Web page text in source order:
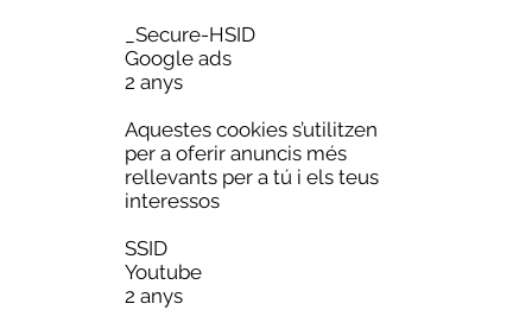
_Secure-HSID
Google ads
2 anys
Aquestes cookies s’utilitzen
per a oferir anuncis més
rellevants per a tú i els teus
interessos
SSID
Youtube
2 anys